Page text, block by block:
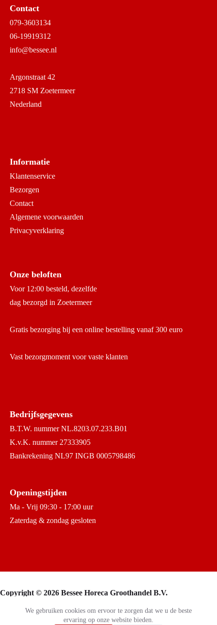
We gebruiken cookies om ervoor te zorgen dat we u de beste
ervaring op onze website bieden.
Contact
079-3603134
06-19919312
info@bessee.nl
Argonstraat 42
2718 SM Zoetermeer
Nederland
Informatie
Klantenservice
Bezorgen
Contact
Algemene voorwaarden
Privacyverklaring
Onze beloften
Voor 12:00 besteld, dezelfde
dag bezorgd in Zoetermeer
Gratis bezorging bij een online bestelling vanaf 300 euro
Vast bezorgmoment voor vaste klanten
Bedrijfsgegevens
B.T.W. nummer NL.8203.07.233.B01
K.v.K. nummer 27333905
Bankrekening NL97 INGB 0005798486
Openingstijden
Ma - Vrij 09:30 - 17:00 uur
Zaterdag & zondag gesloten
Copyright © 2026 Bessee Horeca Groothandel B.V.